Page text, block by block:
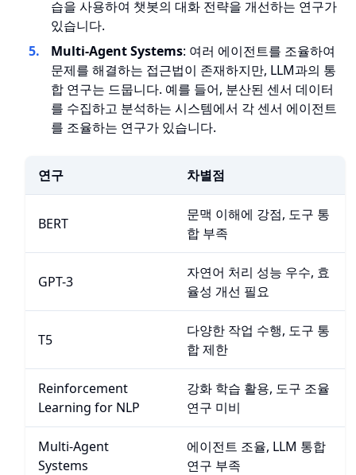
습을 사용하여 챗봇의 대화 전략을 개선하는 연구가
있습니다.
Multi-Agent Systems: 여러 에이전트를 조율하여
문제를 해결하는 접근법이 존재하지만, LLM과의 통
합 연구는 드뭅니다. 예를 들어, 분산된 센서 데이터
를 수집하고 분석하는 시스템에서 각 센서 에이전트
를 조율하는 연구가 있습니다.
연구 차별점
BERT
문맥 이해에 강점, 도구 통
합 부족
GPT-3
자연어 처리 성능 우수, 효
율성 개선 필요
T5
다양한 작업 수행, 도구 통
합 제한
Reinforcement
Learning for NLP
강화 학습 활용, 도구 조율
연구 미비
Multi-Agent
Systems
에이전트 조율, LLM 통합
연구 부족